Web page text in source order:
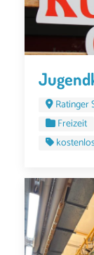
Ratinger
Freizeit